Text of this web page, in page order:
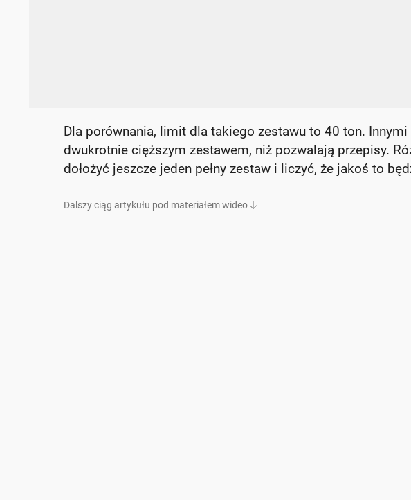
Dla porównania, limit dla takiego zestawu to 40 ton.
dwukrotnie cięższym zestawem, niż pozwalają przepisy.
dołożyć jeszcze jeden pełny zestaw i liczyć, że jakoś to
Dalszy ciąg artykułu pod materiałem wideo